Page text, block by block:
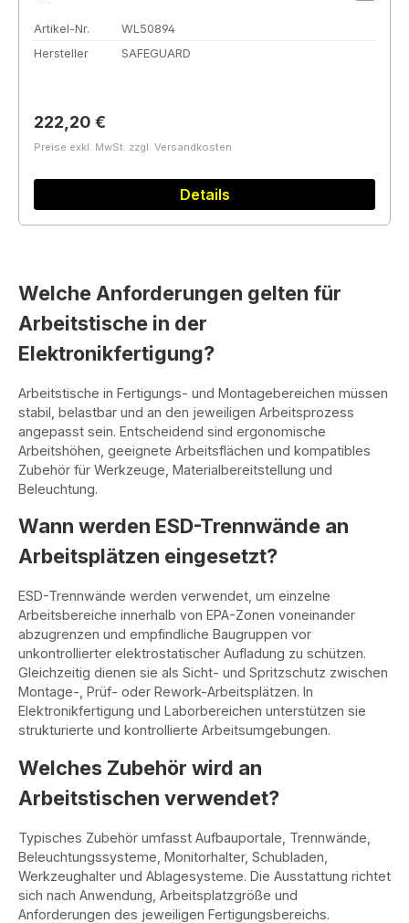
Artikel-Nr.
WL50894
Hersteller
SAFEGUARD
Regulärer Preis:
222,20 €
Preise exkl. MwSt. zzgl. Versandkosten
Details
Welche Anforderungen gelten für
Arbeitstische in der
Elektronikfertigung?
Arbeitstische in Fertigungs- und Montagebereichen müssen
stabil, belastbar und an den jeweiligen Arbeitsprozess
angepasst sein. Entscheidend sind ergonomische
Arbeitshöhen, geeignete Arbeitsflächen und kompatibles
Zubehör für Werkzeuge, Materialbereitstellung und
Beleuchtung.
Wann werden ESD-Trennwände an
Arbeitsplätzen eingesetzt?
ESD-Trennwände werden verwendet, um einzelne
Arbeitsbereiche innerhalb von EPA-Zonen voneinander
abzugrenzen und empfindliche Baugruppen vor
unkontrollierter elektrostatischer Aufladung zu schützen.
Gleichzeitig dienen sie als Sicht- und Spritzschutz zwischen
Montage-, Prüf- oder Rework-Arbeitsplätzen. In
Elektronikfertigung und Laborbereichen unterstützen sie
strukturierte und kontrollierte Arbeitsumgebungen.
Welches Zubehör wird an
Arbeitstischen verwendet?
Typisches Zubehör umfasst Aufbauportale, Trennwände,
Beleuchtungssysteme, Monitorhalter, Schubladen,
Werkzeughalter und Ablagesysteme. Die Ausstattung richtet
sich nach Anwendung, Arbeitsplatzgröße und
Anforderungen des jeweiligen Fertigungsbereichs.